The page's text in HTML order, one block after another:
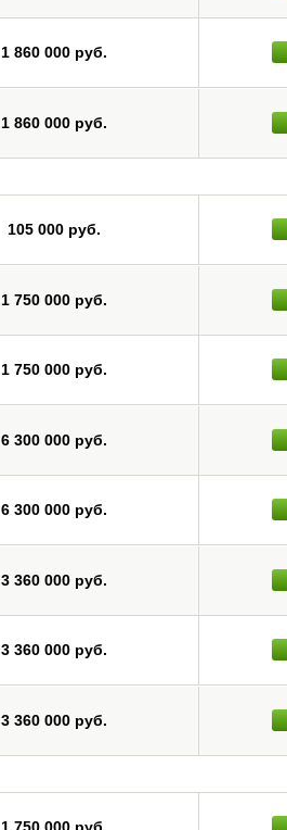
1 860 000 руб.
1 860 000 руб.
105 000 руб.
1 750 000 руб.
1 750 000 руб.
6 300 000 руб.
6 300 000 руб.
3 360 000 руб.
3 360 000 руб.
3 360 000 руб.